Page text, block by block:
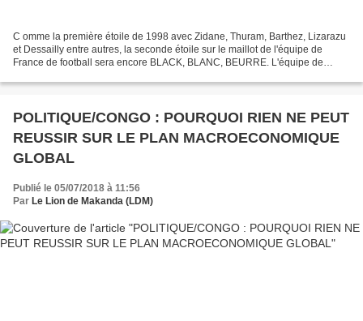
C omme la première étoile de 1998 avec Zidane, Thuram, Barthez, Lizarazu
et Dessailly entre autres, la seconde étoile sur le maillot de l'équipe de
France de football sera encore BLACK, BLANC, BEURRE. L'équipe de
POLITIQUE/CONGO : POURQUOI RIEN NE PEUT
REUSSIR SUR LE PLAN MACROECONOMIQUE
GLOBAL
Publié le 05/07/2018 à 11:56
Par Le Lion de Makanda (LDM)